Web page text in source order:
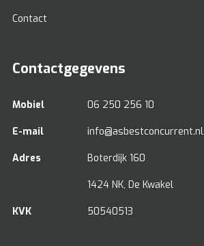
Contact
Contactgegevens
Mobiel 06 250 256 10
E-mail info@asbestconcurrent.nl
Adres Boterdijk 160
1424 NK, De Kwakel
KVK 50540513